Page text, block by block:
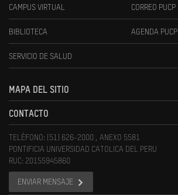
CAMPUS VIRTUAL CORREO PUCP
BIBLIOTECA AGENDA PUCP
SERVICIO DE SALUD
MAPA DEL SITIO
CONTACTO
TELÉFONO: (51) 626-2000 , ANEXO 5581
PONTIFICIA UNIVERSIDAD CATOLICA DEL PERU
RUC: 20155945860
ENVIAR MENSAJE